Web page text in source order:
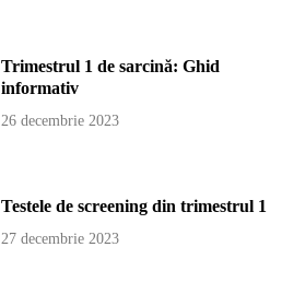
Trimestrul 1 de sarcină: Ghid
informativ
26 decembrie 2023
Testele de screening din trimestrul 1
27 decembrie 2023